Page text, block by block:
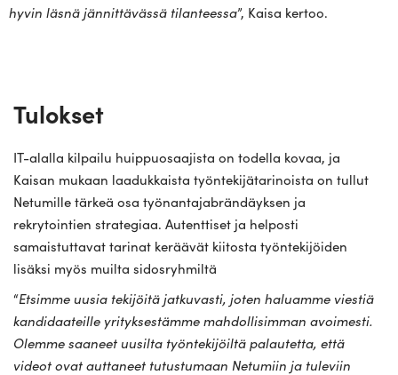
hyvin läsnä jän­nit­tä­vässä tilan­teessa”, Kaisa kertoo.
Tulokset
IT-alalla kilpailu huippuosaajista on todella kovaa, ja
Kaisan mukaan laadukkaista työntekijätarinoista on tullut
Netumille tärkeä osa työnantajabrändäyksen ja
rekrytointien strategiaa. Autenttiset ja helposti
samaistuttavat tarinat keräävät kiitosta työntekijöiden
lisäksi myös muilta sidosryhmiltä
“Etsimme uusia tekijöitä jatkuvasti, joten haluamme viestiä
kandidaateille yrityksestämme mahdollisimman avoimesti.
Olemme saaneet uusilta työntekijöiltä palautetta, että
videot ovat auttaneet tutustumaan Netumiin ja tuleviin